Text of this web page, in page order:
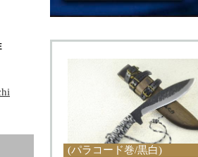
(パラコード巻/黒白)